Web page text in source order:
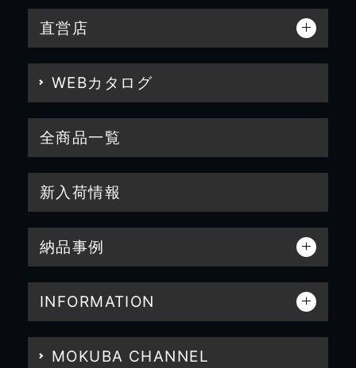
直営店
WEBカタログ
全商品一覧
新入荷情報
納品事例
INFORMATION
MOKUBA CHANNEL